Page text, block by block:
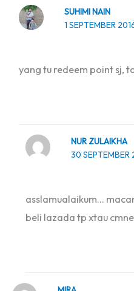
SUHIMI NAIN
1 SEPTEMBER
yang tu redeem point sj,
NUR ZULAIKHA
30 SEPTEMBER
asslamualaikum…
beli lazada tp xtau